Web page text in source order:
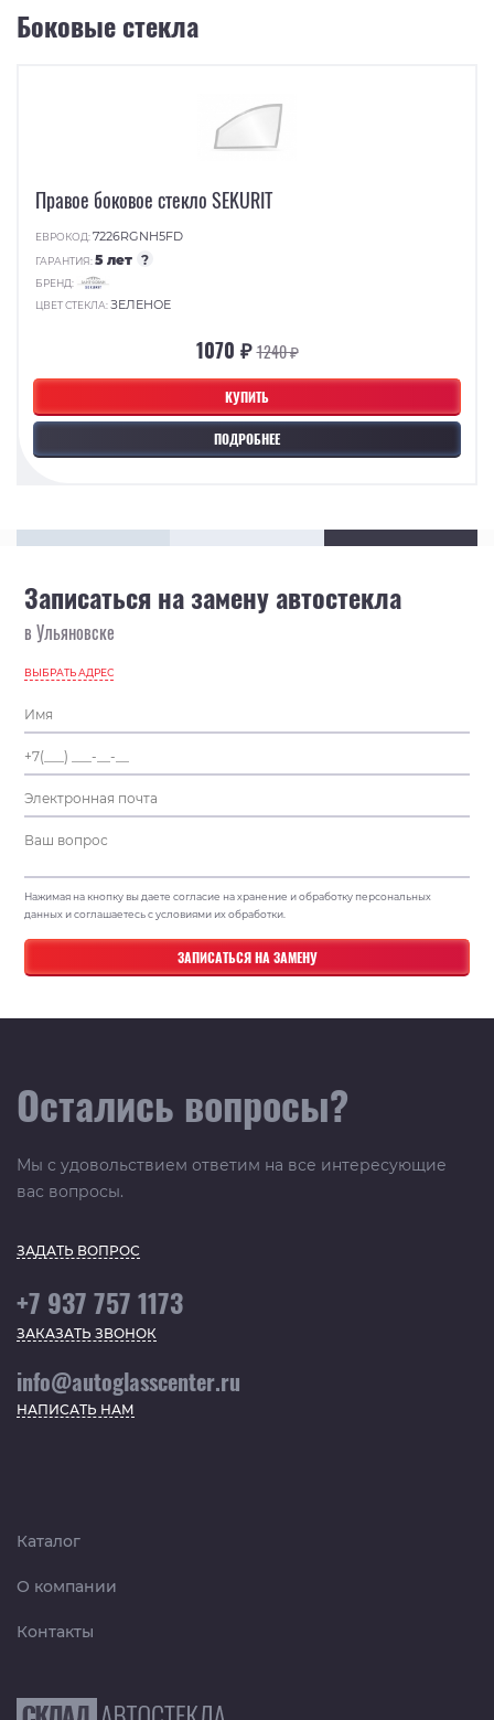
Боковые стекла
КУПИТЬ
ПОДРОБНЕЕ
Правое боковое стекло SEKURIT
ЕВРОКОД:7226RGNH5FD
ГАРАНТИЯ:5 лет ?
БРЕНД:
ЦВЕТ СТЕКЛА:ЗЕЛЕНОЕ
1070 ₽1240 ₽
Записаться на замену автостекла
в Ульяновске
ВЫБРАТЬ АДРЕС
Нажимая на кнопку вы даете согласие на хранение и обработку персональных
данных и соглашаетесь с условиями их обработки.
Остались вопросы?
Мы с удовольствием ответим на все интересующие
вас вопросы.
ЗАДАТЬ ВОПРОС
+7 937 757 1173
ЗАКАЗАТЬ ЗВОНОК
info@autoglasscenter.ru
НАПИСАТЬ НАМ
Каталог
О компании
Контакты